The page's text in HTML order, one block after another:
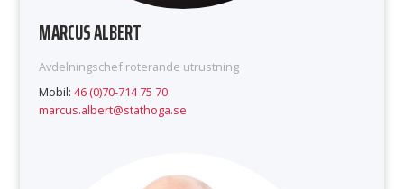
MARCUS ALBERT
Avdelningschef roterande utrustning
Mobil: 46 (0)70-714 75 70
marcus.albert@stathoga.se